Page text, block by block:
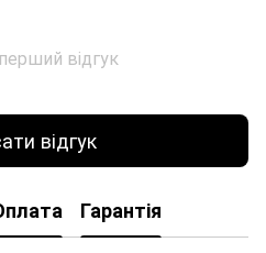
відгук
відгук
Гарантія